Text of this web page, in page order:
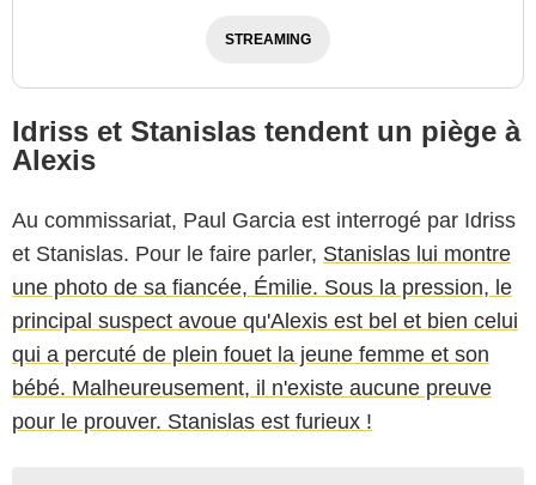
STREAMING
Idriss et Stanislas tendent un piège à
Alexis
Au commissariat, Paul Garcia est interrogé par Idriss
et Stanislas. Pour le faire parler, Stanislas lui montre
une photo de sa fiancée, Émilie. Sous la pression, le
principal suspect avoue qu'Alexis est bel et bien celui
qui a percuté de plein fouet la jeune femme et son
bébé. Malheureusement, il n'existe aucune preuve
pour le prouver. Stanislas est furieux !